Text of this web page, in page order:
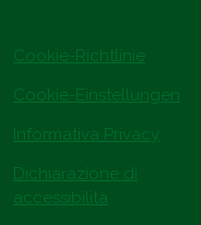
Cookie-Richtlinie
Cookie-Einstellungen
Informativa Privacy
Dichiarazione di
accessibilità